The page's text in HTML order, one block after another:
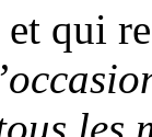
qui